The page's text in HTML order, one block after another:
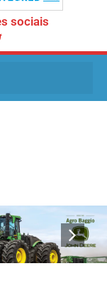
sociais